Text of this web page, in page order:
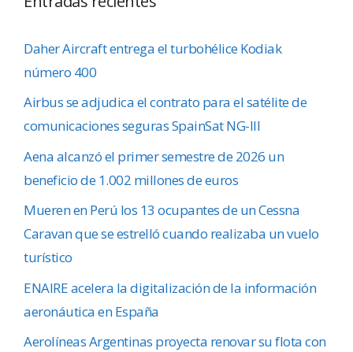
Daher Aircraft entrega el turbohélice Kodiak
número 400
Airbus se adjudica el contrato para el satélite de
comunicaciones seguras SpainSat NG-III
Aena alcanzó el primer semestre de 2026 un
beneficio de 1.002 millones de euros
Mueren en Perú los 13 ocupantes de un Cessna
Caravan que se estrelló cuando realizaba un vuelo
turístico
ENAIRE acelera la digitalización de la información
aeronáutica en España
Aerolíneas Argentinas proyecta renovar su flota con